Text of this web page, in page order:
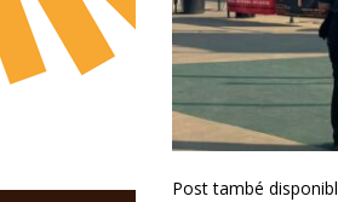
Post també